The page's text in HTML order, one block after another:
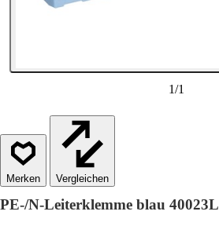
1/1
Vergleichen
PE-/N-Leiterklemme blau 40023L